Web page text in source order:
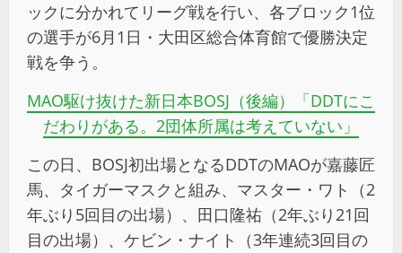
ックに分かれてリーグ戦を行い、各ブロック1位
の選手が6月1日・大田区総合体育館で優勝決定
戦を争う。
MAO駆け抜けた新日本BOSJ（後編）「DDTにこ
だわりがある。2団体所属は考えていない」
この日、BOSJ初出場となるDDTのMAOが嘉藤匠
馬、タイガーマスクと組み、マスター・ワト（2
年ぶり5回目の出場）、田口隆祐（2年ぶり21回
目の出場）、ケビン・ナイト（3年連続3回目の